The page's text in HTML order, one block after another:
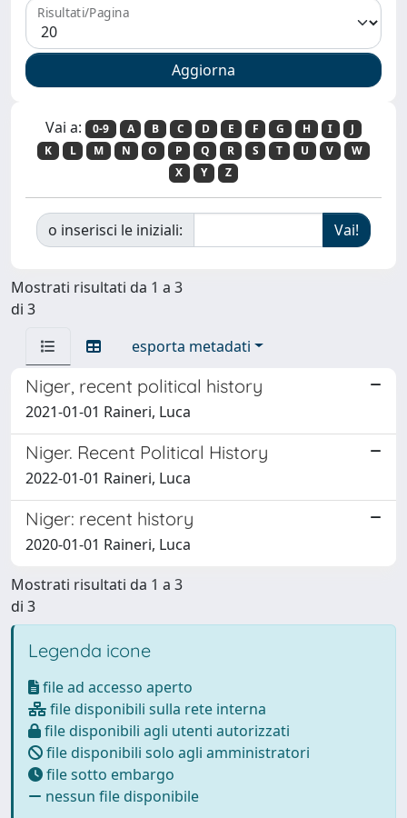
Risultati/Pagina
Vai a: 0-9 A B C D E F G H I
J
K
L M N O P Q R S T U V
W
X
Y Z
o inserisci le iniziali:
Mostrati risultati da 1 a 3
di 3
esporta metadati
Niger, recent political history
2021-01-01 Raineri, Luca
Niger. Recent Political History
2022-01-01 Raineri, Luca
Niger: recent history
2020-01-01 Raineri, Luca
Mostrati risultati da 1 a 3
di 3
Legenda icone
file ad accesso aperto
file disponibili sulla rete interna
file disponibili agli utenti autorizzati
file disponibili solo agli amministratori
file sotto embargo
nessun file disponibile